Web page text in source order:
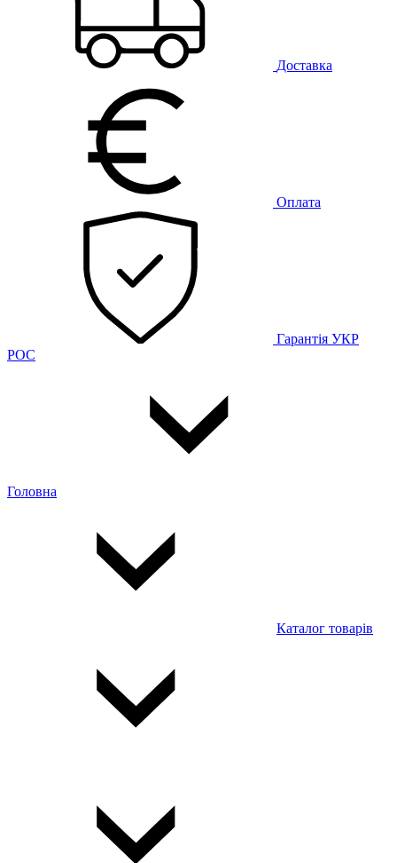
Доставка
Оплата
Гарантія УКР
РОС
Головна
Каталог товарів